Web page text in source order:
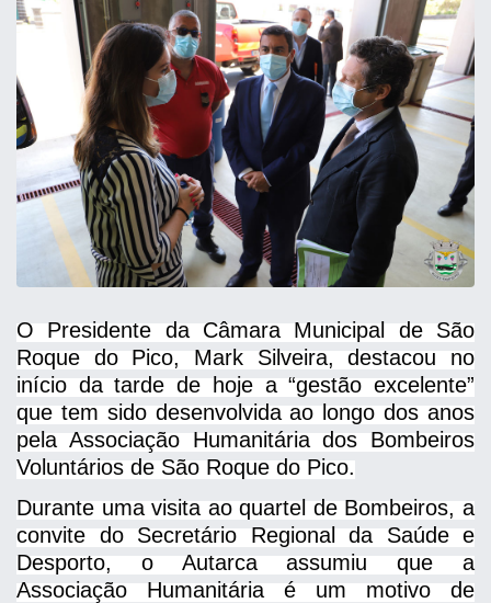
O Presidente da Câmara Municipal de São
Roque do Pico, Mark Silveira, destacou no
início da tarde de hoje a “gestão excelente”
que tem sido desenvolvida ao longo dos anos
pela Associação Humanitária dos Bombeiros
Voluntários de São Roque do Pico.
Durante uma visita ao quartel de Bombeiros, a
convite do Secretário Regional da Saúde e
Desporto, o Autarca assumiu que a
Associação Humanitária é um motivo de